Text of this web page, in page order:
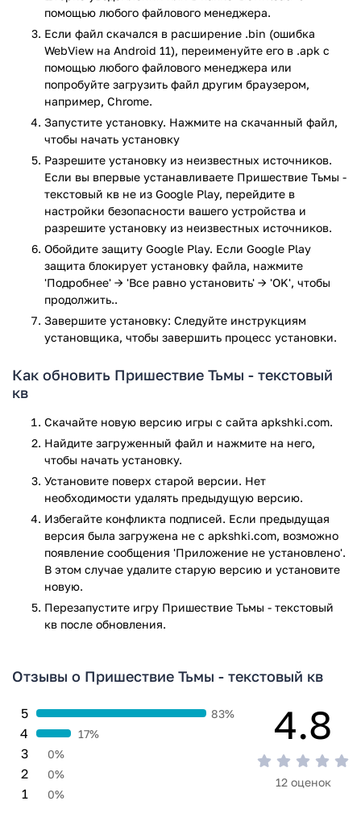
говоря уже о поиске способа предотвращения глобальной
катастрофы. Найдите способ вылечить странную заразу,
поразившую мир и узнайте причины её возникновения, в
этой увлекательной мобильной игре.
Что вас ожидает в последней версии
игры:
Возможность выбрать профессию.
Взаимодействие с соседями, каждый из которых
обладает своим уникальным характером.
Необходимость защищать и развивать базу.
Поиск инструментов, пищи и лекарства от
таинственной заразы, во время вылазок.
Наличие кооперативных миссий для игры вместе с
друзьями.
Несколько концовок.
Игра полностью на русском языке.
Возможность играть на телефонах и планшетах.
Играть можно совершенно бесплатно.
Ищете увлекательный текстовый квест на свой смартфон?
Тогда скачайте игру Пришествие Тьмы для Android.
Игра Пришествие Тьмы - текстовый кв прошла проверку
антивирусом VirusTotal. В результате проверки по всем
последним сигнатурам заражения файлов не выявлено.
помощью любого файлового менеджера.
Если файл скачался в расширение .bin (ошибка
WebView на Android 11), переименуйте его в .apk с
помощью любого файлового менеджера или
попробуйте загрузить файл другим браузером,
например, Chrome.
Запустите установку. Нажмите на скачанный файл,
чтобы начать установку
Разрешите установку из неизвестных источников.
Если вы впервые устанавливаете Пришествие Тьмы -
текстовый кв не из Google Play, перейдите в
настройки безопасности вашего устройства и
разрешите установку из неизвестных источников.
Обойдите защиту Google Play. Если Google Play
защита блокирует установку файла, нажмите
'Подробнее' → 'Все равно установить' → 'OK', чтобы
продолжить..
Завершите установку: Следуйте инструкциям
установщика, чтобы завершить процесс установки.
Как обновить Пришествие Тьмы - текстовый
кв
Скачайте новую версию игры с сайта apkshki.com.
Найдите загруженный файл и нажмите на него,
чтобы начать установку.
Установите поверх старой версии. Нет
необходимости удалять предыдущую версию.
Избегайте конфликта подписей. Если предыдущая
версия была загружена не с apkshki.com, возможно
появление сообщения 'Приложение не установлено'.
В этом случае удалите старую версию и установите
новую.
Перезапустите игру Пришествие Тьмы - текстовый
кв после обновления.
Отзывы о Пришествие Тьмы - текстовый кв
1 0%
2 0%
3 0%
4 17%
5 83% 4.8
12 оценок